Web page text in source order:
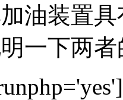
油装置
一下两者